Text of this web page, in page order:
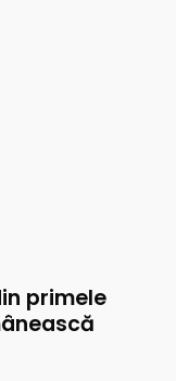
primele